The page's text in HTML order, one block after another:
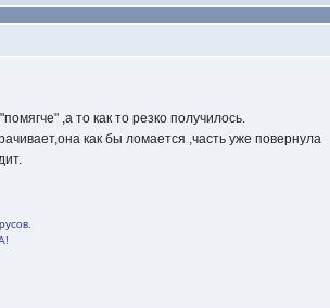
,а то как то резко получилось.
как бы ломается ,часть уже повернула